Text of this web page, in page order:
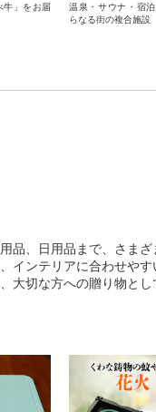
牛」をお届
温泉・サウナ・宿
らなる街の複合施設
品、日用品まで、さまざ
インテリアに合わせやす
大切な方への贈り物と